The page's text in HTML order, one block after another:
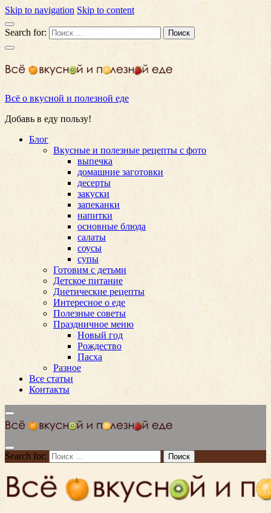
Skip to navigation Skip to content
Search for:
Всё о вкусной и полезной еде
Добавь в еду пользу!
Блог
Вкусные и полезные рецепты с фото
выпечка
домашние заготовки
десерты
закуски
запеканки
напитки
основные блюда
салаты
соусы
супы
Готовим с детьми
Детское питание
Диетические рецепты
Интересное о еде
Полезные советы
Праздничное меню
Новый год
Рождество
Пасха
Разное
Все статьи
Контакты
Search for: